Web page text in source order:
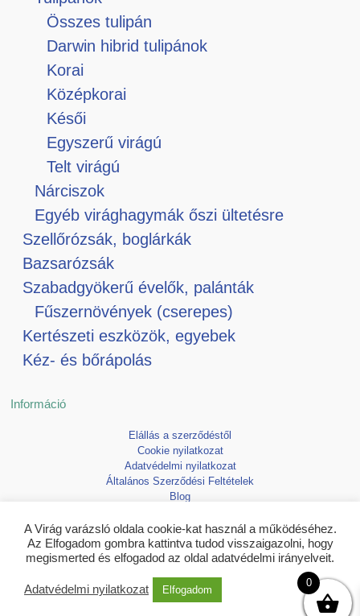
Összes tulipán
Darwin hibrid tulipánok
Korai
Középkorai
Késői
Egyszerű virágú
Telt virágú
Nárciszok
Egyéb virághagymák őszi ültetésre
Szellőrózsák, boglárkák
Bazsarózsák
Szabadgyökerű évelők, palánták
Fűszernövények (cserepes)
Kertészeti eszközök, egyebek
Kéz- és bőrápolás
Információ
Elállás a szerződéstől
Cookie nyilatkozat
Adatvédelmi nyilatkozat
Általános Szerződési Feltételek
Blog
Copyright © 2026 Virágvarázsló
A Virág varázsló oldala cookie-kat használ a működéséhez.
Az Elfogadom gombra kattintva tudod visszaigazolni, hogy
megismerted és elfogadod az oldal adatvédelmi irányelveit.
Adatvédelmi nyilatkozat Elfogadom
0